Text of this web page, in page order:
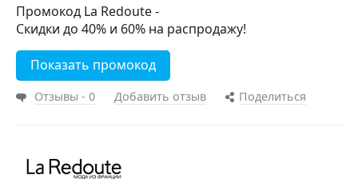
Промокод La Redoute -
Скидки до 40% и 60% на распродажу!
Показать промокод
Отзывы - 0 Добавить отзыв Поделиться